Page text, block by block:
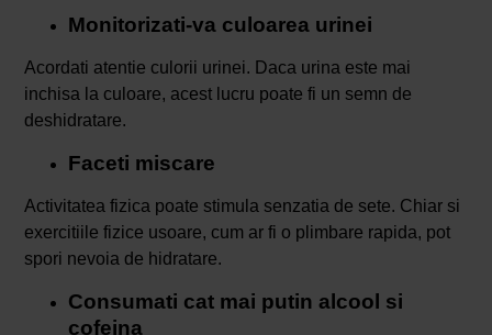
Monitorizati-va culoarea urinei
Acordati atentie culorii urinei. Daca urina este mai
inchisa la culoare, acest lucru poate fi un semn de
deshidratare.
Faceti miscare
Activitatea fizica poate stimula senzatia de sete. Chiar si
exercitiile fizice usoare, cum ar fi o plimbare rapida, pot
spori nevoia de hidratare.
Consumati cat mai putin alcool si
cofeina